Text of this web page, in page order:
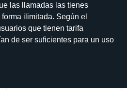
las llamadas las tienes
ilimitada. Según el
que tienen tarifa
de ser suficientes para un uso